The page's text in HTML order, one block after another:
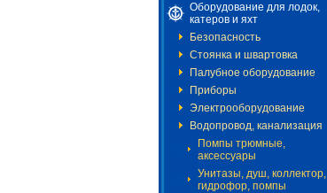
Оборудование для лодок,
катеров и яхт
Безопасность
Стоянка и швартовка
Палубное оборудование
Приборы
Электрооборудование
Водопровод, канализация
Помпы трюмные,
аксессуары
Унитазы, душ, коллектор,
гидрофор, помпы